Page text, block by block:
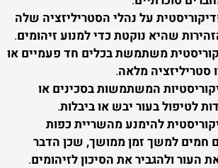
על נהלי הסטריליזציה שלה
שהיא נוקטת כדי למנוע זיהומים.
משתמשת בכלים חד פעמיים או
סטריליזציה מלאה.
המשתמשות בסכינים או
לטיפול בעור יבש או ביבלות.
להימנע מהשריית כפות
חמים למשך זמן ממושך, שכן הדבר
העור ולהגביר את הסיכון לזיהומים.